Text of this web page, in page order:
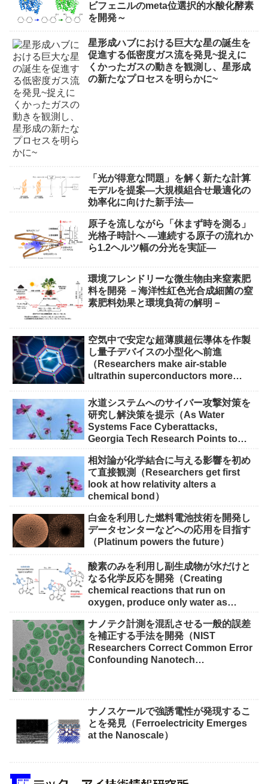
ビフェニルのmeta位選択的水酸化酵素
を開発～
星形成ハブにおける巨大な星の誕生を
促進する低密度ガス流を発見~捉えに
くかったガスの動きを観測し、星形成
の新たなプロセスを明らかに~
「光が得意な問題」を解く新たな計算
モデルを提案―大規模組合せ最適化の
効率化に向けた新手法―
原子を流しながら「休まず時を測る」
光格子時計へ ―連続する原子の流れか
ら1.2ヘルツ幅の分光を実証―
環境フレンドリーな微生物由来窒素肥
料を開発 －海洋性紅色光合成細菌の窒
素肥料効果と環境負荷の解明－
空気中で安定な超薄膜超伝導体を作製
し量子デバイスの小型化へ前進
（Researchers make air-stable
ultrathin superconductors more
水道システムへのサイバー攻撃対策を
研究し解決策を提示（As Water
Systems Face Cyberattacks,
Georgia Tech Research Points to
相対論が化学結合に与える影響を初め
て直接観測（Researchers get first
look at how relativity alters a
chemical bond）
白金を利用した燃料電池技術を開発し
データセンターなどへの応用を目指す
（Platinum powers the future）
酸素のみを利用し副生成物が水だけと
なる化学反応を開発（Creating
chemical reactions that run on
oxygen, produce only water as
ナノテク計測を混乱させる一般的誤差
を補正する手法を開発（NIST
Researchers Correct Common Error
Confounding Nanotech
ナノスケールで強誘電性が発現するこ
とを発見（Ferroelectricity Emerges
at the Nanoscale）